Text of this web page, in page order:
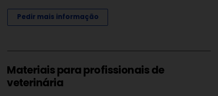
Pedir mais informação
Materiais para profissionais de
veterinária